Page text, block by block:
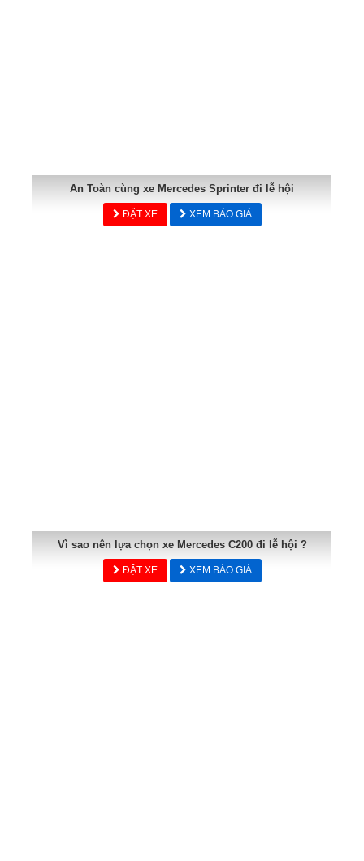
An Toàn cùng xe Mercedes Sprinter đi lễ hội
ĐẶT XE XEM BÁO GIÁ
Vì sao nên lựa chọn xe Mercedes C200 đi lễ hội ?
ĐẶT XE XEM BÁO GIÁ